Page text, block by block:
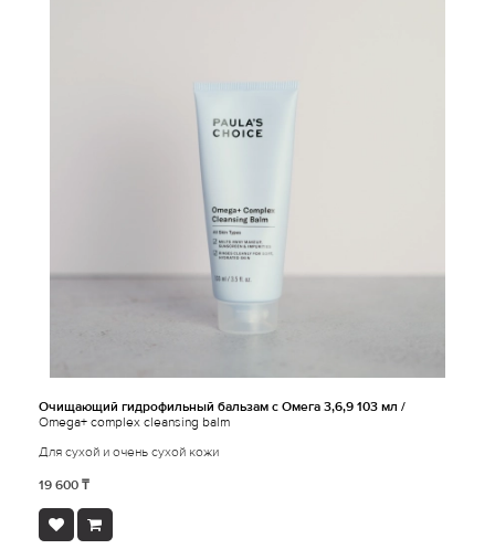
Очищающий гидрофильный бальзам с Омега 3,6,9 103 мл /
Omega+ complex cleansing balm
Для сухой и очень сухой кожи
19 600 ₸